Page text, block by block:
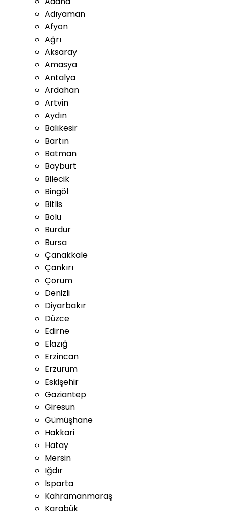
Adıyaman
Afyon
Ağrı
Aksaray
Amasya
Antalya
Ardahan
Artvin
Aydın
Balıkesir
Bartın
Batman
Bayburt
Bilecik
Bingöl
Bitlis
Bolu
Burdur
Bursa
Çanakkale
Çankırı
Çorum
Denizli
Diyarbakır
Düzce
Edirne
Elazığ
Erzincan
Erzurum
Eskişehir
Gaziantep
Giresun
Gümüşhane
Hakkari
Hatay
Mersin
Iğdır
Isparta
Kahramanmaraş
Karabük